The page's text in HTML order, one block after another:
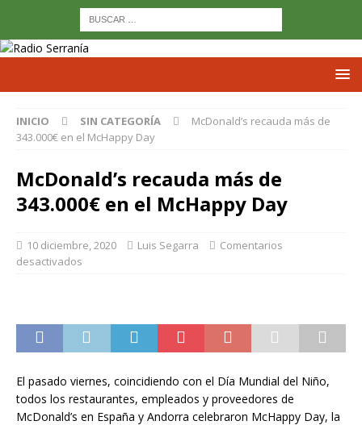
INICIO SIN CATEGORÍA
McDonald’s recauda más de
343.000€ en el McHappy Day
McDonald’s recauda más de
343.000€ en el McHappy Day
10 diciembre, 2020 Luis Segarra
Comentarios
desactivados
El pasado viernes, coincidiendo con el Día Mundial del Niño,
todos los restaurantes, empleados y proveedores de
McDonald’s en España y Andorra celebraron McHappy Day, la